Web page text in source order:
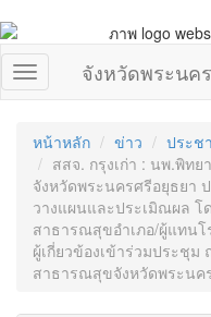
จังหวัดพระนค
หน้าหลัก ข่าว
ประช
สสจ. กรุงเก่า : นพ.พิท
จังหวัดพระนครศรีอยุธยา
วางแผนและประเมิณผล โ
สาธารณสุขอำเภอ/ผู้แทน
ผู้เกี่ยวข้องเข้าร่วมประชุ
สาธารณสุขจังหวัดพระนค